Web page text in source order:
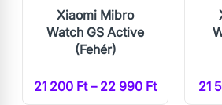
Xiaomi Mibro
Watch GS Active
(Fehér)
21 200 Ft – 22 990 Ft 21